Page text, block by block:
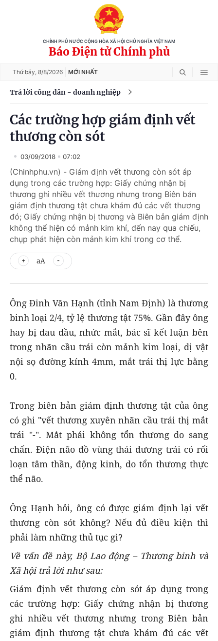
CHÍNH PHỦ NƯỚC CỘNG HÒA XÃ HỘI CHỦ NGHĨA VIỆT NAM
Báo Điện tử Chính phủ
Thứ bảy, 8/8/2026 MỚI NHẤT
Trả lời công dân - doanh nghiệp
Các trường hợp giám định vết
thương còn sót
03/09/2018 07:02
(Chinhphu.vn) - Giám định vết thương còn sót áp
dụng trong các trường hợp: Giấy chứng nhận bị
thương ghi nhiều vết thương nhưng trong Biên bản
giám định thương tật chưa khám đủ các vết thương
đó; Giấy chứng nhận bị thương và Biên bản giám định
không thể hiện có mảnh kim khí, đến nay qua chiếu,
chụp phát hiện còn mảnh kim khí trong cơ thể.
aA
Ông Đinh Văn Hạnh (tỉnh Nam Định) là thương
binh loại 2/4, tỷ lệ thương tật 75%. Gần đây ông
hay bị đau đầu, nhức mắt, bác sĩ kết luận bên
trong nhãn cầu trái còn mảnh kim loại, dị vật
nội sọ đường kính 4mm, mắt trái thị lực bằng
0.
Trong biên bản giám định thương tật của ông
có ghi "vết thương xuyên nhãn cầu trái thị mắt
trái "-". Mắt phải không tổn thương do sang
chấn. Điện não đồ vùng thái dương trái có rối
loạn tâm thần, động kinh, do tổn thương thực
thể não.
Ông Hạnh hỏi, ông có được giám định lại vết
thương còn sót không? Nếu đủ điều kiện thì
phải làm những thủ tục gì?
Về vấn đề này, Bộ Lao động – Thương binh và
Xã hội trả lời như sau:
Giám định vết thương còn sót áp dụng trong
các trường hợp: Giấy chứng nhận bị thương
ghi nhiều vết thương nhưng trong Biên bản
giám định thương tật chưa khám đủ các vết